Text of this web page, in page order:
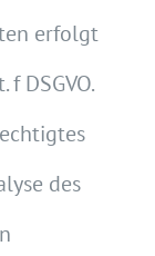
erfolgt
DSGVO.
des